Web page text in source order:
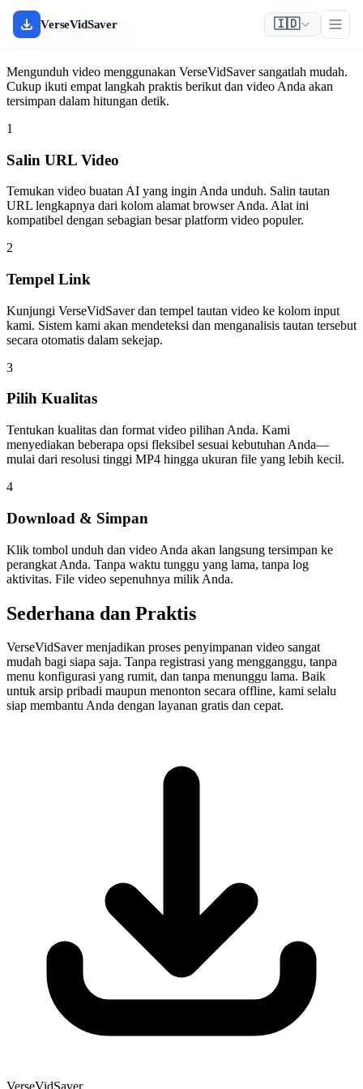
VerseVidSaver 🇮🇩
Cara Kerja
Mengunduh video menggunakan VerseVidSaver sangatlah mudah.
Cukup ikuti empat langkah praktis berikut dan video Anda akan
tersimpan dalam hitungan detik.
1
Salin URL Video
Temukan video buatan AI yang ingin Anda unduh. Salin tautan
URL lengkapnya dari kolom alamat browser Anda. Alat ini
kompatibel dengan sebagian besar platform video populer.
2
Tempel Link
Kunjungi VerseVidSaver dan tempel tautan video ke kolom input
kami. Sistem kami akan mendeteksi dan menganalisis tautan tersebut
secara otomatis dalam sekejap.
3
Pilih Kualitas
Tentukan kualitas dan format video pilihan Anda. Kami
menyediakan beberapa opsi fleksibel sesuai kebutuhan Anda—
mulai dari resolusi tinggi MP4 hingga ukuran file yang lebih kecil.
4
Download & Simpan
Klik tombol unduh dan video Anda akan langsung tersimpan ke
perangkat Anda. Tanpa waktu tunggu yang lama, tanpa log
aktivitas. File video sepenuhnya milik Anda.
Sederhana dan Praktis
VerseVidSaver menjadikan proses penyimpanan video sangat
mudah bagi siapa saja. Tanpa registrasi yang mengganggu, tanpa
menu konfigurasi yang rumit, dan tanpa menunggu lama. Baik
untuk arsip pribadi maupun menonton secara offline, kami selalu
siap membantu Anda dengan layanan gratis dan cepat.